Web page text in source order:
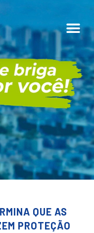
QUE AS
PROTEÇÃO